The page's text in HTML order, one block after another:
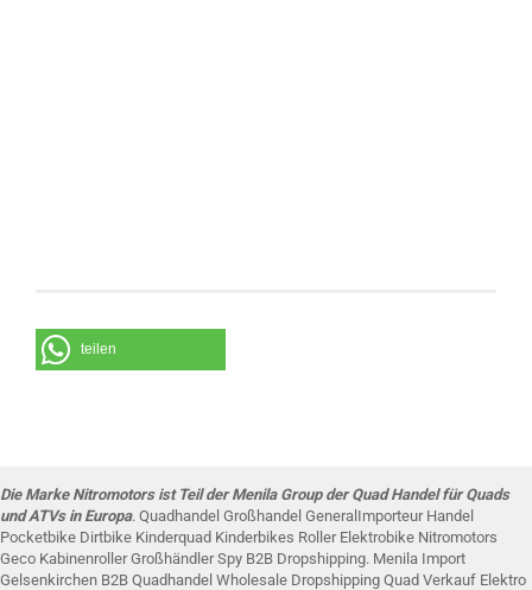
teilen
Die Marke Nitromotors ist Teil der Menila Group der Quad Handel für Quads
und ATVs in Europa. Quadhandel Großhandel GeneralImporteur Handel
Pocketbike Dirtbike Kinderquad Kinderbikes Roller Elektrobike Nitromotors
Geco Kabinenroller Großhändler Spy B2B Dropshipping. Menila Import
Gelsenkirchen B2B Quadhandel Wholesale Dropshipping Quad Verkauf Elektro